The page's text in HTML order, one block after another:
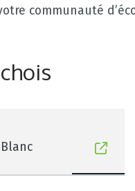
communauté